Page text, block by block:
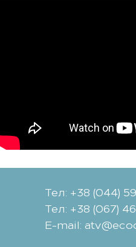
Тел: +38 (044)
Тел: +38 (067)
Е-mail: